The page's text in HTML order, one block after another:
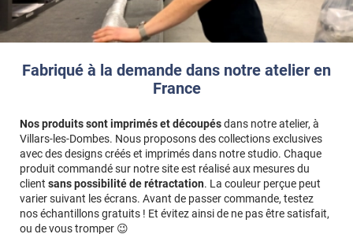
Fabriqué à la demande dans notre atelier en
France
Nos produits sont imprimés et découpésdans notre atelier, à
Villars-les-Dombes. Nous proposons des collections exclusives
avec des designs créés et imprimés dans notre studio. Chaque
produit commandé sur notre site est réalisé aux mesures du
client sans possibilité de rétractation. La couleur perçue peut
varier suivant les écrans. Avant de passer commande, testez
nos échantillons gratuits ! Et évitez ainsi de ne pas être satisfait,
ou de vous tromper 😉